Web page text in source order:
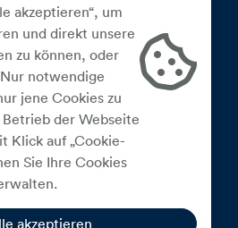
akzeptieren“, um
und direkt unsere
zu können, oder
notwendige
jene Cookies zu
der Webseite
Klick auf „Cookie-
Sie Ihre Cookies
akzeptieren